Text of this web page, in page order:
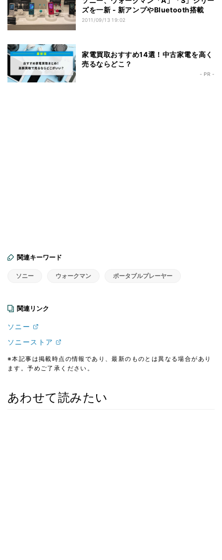
ズを一新 - 新アンプやBluetooth搭載
2011/09/13 19:02
家電買取おすすめ14選！中古家電を高く
売るならどこ？
- PR -
関連キーワード
ソニー ウォークマン ポータブルプレーヤー
関連リンク
ソニー
ソニーストア
※本記事は掲載時点の情報であり、最新のものとは異なる場合があり
ます。予めご了承ください。
あわせて読みたい